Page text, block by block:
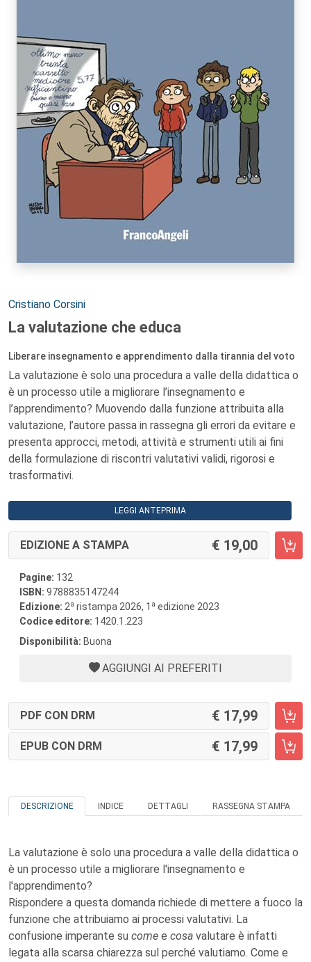
Autori:
Cristiano Corsini
La valutazione che educa
Liberare insegnamento e apprendimento dalla tirannia del voto
La valutazione è solo una procedura a valle della didattica o
è un processo utile a migliorare l’insegnamento e
l’apprendimento? Muovendo dalla funzione attribuita alla
valutazione, l’autore passa in rassegna gli errori da evitare e
presenta approcci, metodi, attività e strumenti utili ai fini
della formulazione di riscontri valutativi validi, rigorosi e
trasformativi.
LEGGI ANTEPRIMA
EDIZIONE A STAMPA 19,00
Pagine: 132
ISBN: 9788835147244
Edizione: 2a ristampa 2026, 1 a edizione 2023
Codice editore: 1420.1.223
Disponibilità: Buona
AGGIUNGI AI PREFERITI
PDF CON DRM 17,99
EPUB CON DRM 17,99
DESCRIZIONE INDICE DETTAGLI RASSEGNA STAMPA
La valutazione è solo una procedura a valle della didattica o
è un processo utile a migliorare l'insegnamento e
l'apprendimento?
Rispondere a questa domanda richiede di mettere a fuoco la
funzione che attribuiamo ai processi valutativi. La
confusione imperante su come e cosa valutare è infatti
legata alla scarsa chiarezza sul perché valutiamo. Come e